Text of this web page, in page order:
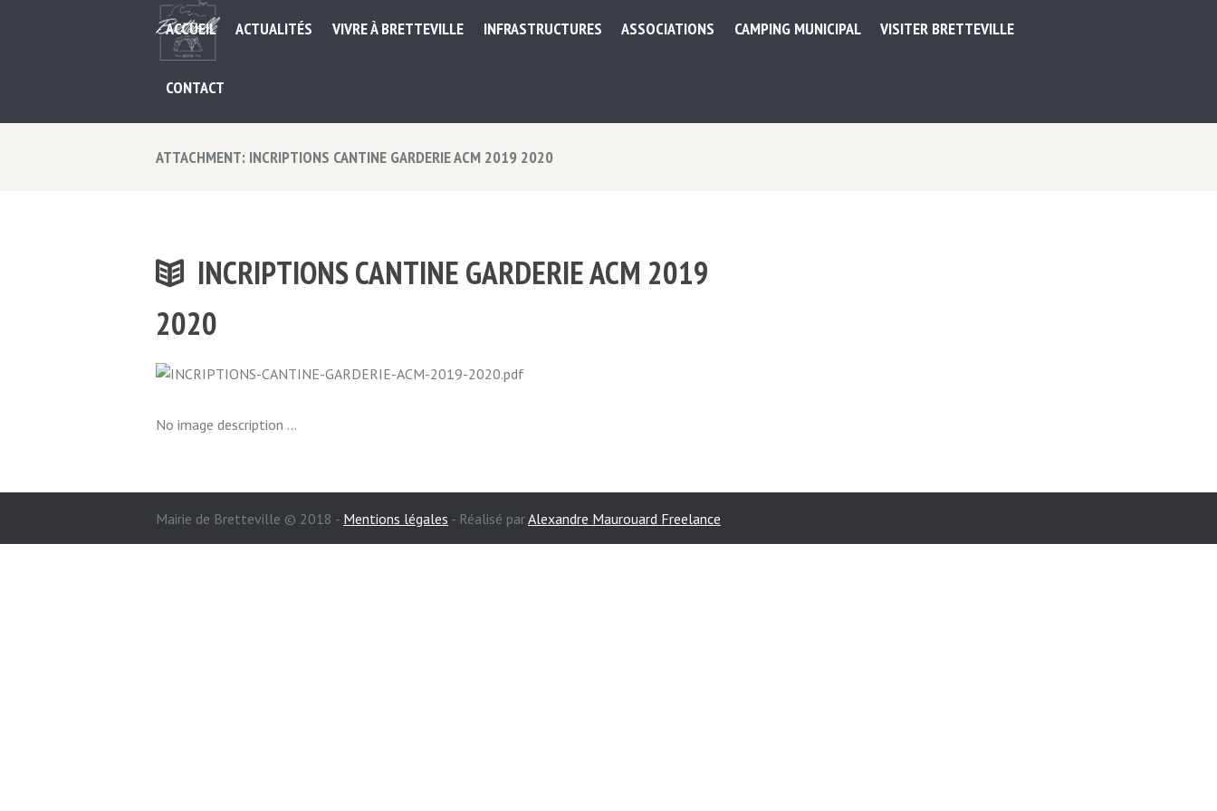
ACCUEIL ACTUALITÉS VIVRE À BRETTEVILLE INFRASTRUCTURES ASSOCIATIONS CAMPING MUNICIPAL VISITER BRETTEVILLE
CONTACT
ATTACHMENT: INCRIPTIONS CANTINE GARDERIE ACM 2019 2020
INCRIPTIONS CANTINE GARDERIE ACM 2019
2020
No image description ...
Mairie de Bretteville © 2018 - Mentions légales - Réalisé parAlexandre Maurouard Freelance